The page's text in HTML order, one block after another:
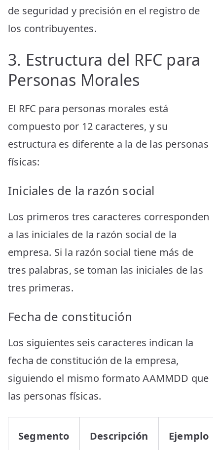
de seguridad y precisión en el registro de
los contribuyentes.
3. Estructura del RFC para
Personas Morales
El RFC para personas morales está
compuesto por 12 caracteres, y su
estructura es diferente a la de las personas
físicas:
Iniciales de la razón social
Los primeros tres caracteres corresponden
a las iniciales de la razón social de la
empresa. Si la razón social tiene más de
tres palabras, se toman las iniciales de las
tres primeras.
Fecha de constitución
Los siguientes seis caracteres indican la
fecha de constitución de la empresa,
siguiendo el mismo formato AAMMDD que
las personas físicas.
Segmento Descripción Ejemplo